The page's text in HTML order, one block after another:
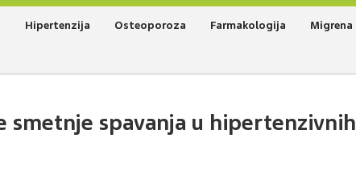
Hipertenzija Osteoporoza Farmakologija Migrena
smetnje spavanja u hipertenzivnih